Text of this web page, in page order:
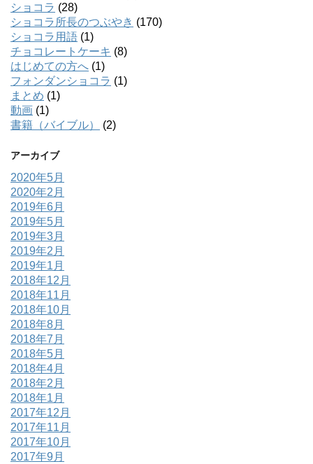
ショコラ (28)
ショコラ所長のつぶやき (170)
ショコラ用語 (1)
チョコレートケーキ (8)
はじめての方へ (1)
フォンダンショコラ (1)
まとめ (1)
動画 (1)
書籍（バイブル）
(2)
アーカイブ
2020年5月
2020年2月
2019年6月
2019年5月
2019年3月
2019年2月
2019年1月
2018年12月
2018年11月
2018年10月
2018年8月
2018年7月
2018年5月
2018年4月
2018年2月
2018年1月
2017年12月
2017年11月
2017年10月
2017年9月